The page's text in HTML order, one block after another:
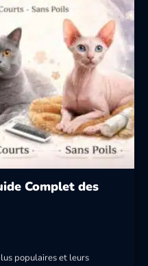
Complet des
populaires et leurs